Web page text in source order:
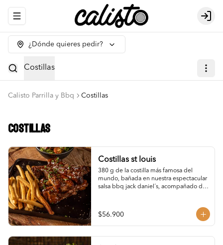
Abrir menu de navegación
¿Dónde quieres pedir?
Costillas
Calisto Parrilla y Bbq Costillas
Costillas
Costillas st louis
380 g de la costilla más famosa del
mundo, bañada en nuestra espectacular
salsa bbq jack daniel´s, acompañado de
$56.900